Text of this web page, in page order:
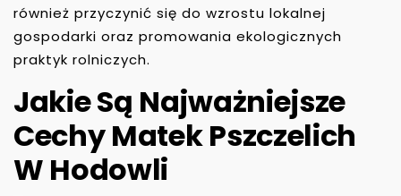
również przyczynić się do wzrostu lokalnej
gospodarki oraz promowania ekologicznych
praktyk rolniczych.
Jakie Są Najważniejsze
Cechy Matek Pszczelich
W Hodowli